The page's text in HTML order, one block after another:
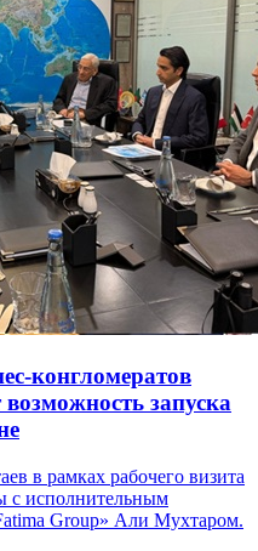
конгломератов
запуска
в рамках рабочего визита
с исполнительным
Group» Али Мухтаром.